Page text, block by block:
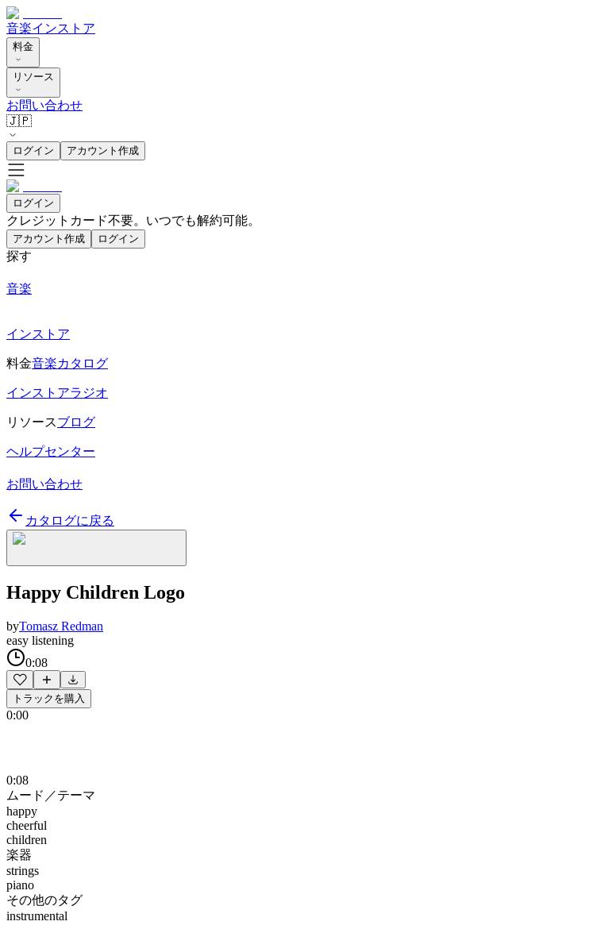
音楽インストア
料金
リソース
お問い合わせ
🇯🇵
ログイン アカウント作成
ログイン
クレジットカード不要。いつでも解約可能。
アカウント作成 ログイン
探す
音楽
インストア
料金音楽カタログ
インストアラジオ
リソースブログ
ヘルプセンター
お問い合わせ
カタログに戻る
Happy Children Logo
byTomasz Redman
easy listening
0:08
トラックを購入
0:00
0:08
ムード／テーマ
happy
cheerful
children
楽器
strings
piano
その他のタグ
instrumental